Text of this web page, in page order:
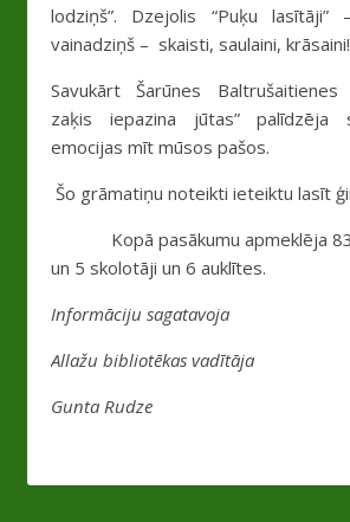
lodziņš”. Dzejolis “Puķu lasītāji”
vainadziņš – skaisti, saulaini, krāsaini!
Savukārt Šarūnes
zaķis iepazina jūtas” palīdzēja
emocijas mīt mūsos pašos.
Šo grāmatiņu noteikti ieteiktu lasīt
Kopā pasākumu apmeklēja 83
un 5 skolotāji un 6 auklītes.
Informāciju sagatavoja
Allažu bibliotēkas vadītāja
Gunta Rudze